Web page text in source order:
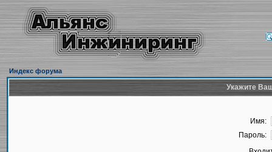
Индекс форума
Укажите
Имя:
Пароль: